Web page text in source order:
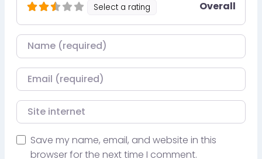
Select a rating Overall
Nom
Courriel
Site internet
Save my name, email, and website in this
browser for the next time I comment.